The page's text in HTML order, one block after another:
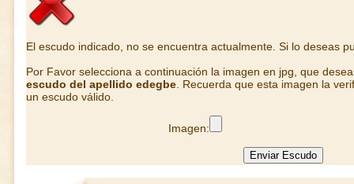
El escudo indicado, no se encuentra actualmente. Si lo deseas
Por Favor selecciona a continuación la imagen en jpg, que
escudo del apellido edegbe . Recuerda que esta imagen la
un escudo válido.
Imagen: